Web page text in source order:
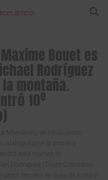
Bouet es
Rodríguez
montaña.
10º